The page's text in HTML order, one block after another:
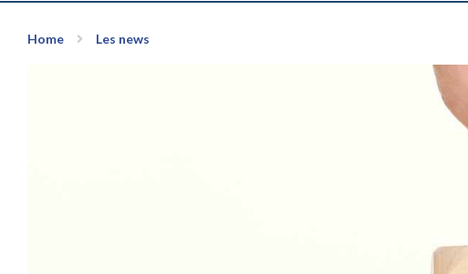
Home Les news